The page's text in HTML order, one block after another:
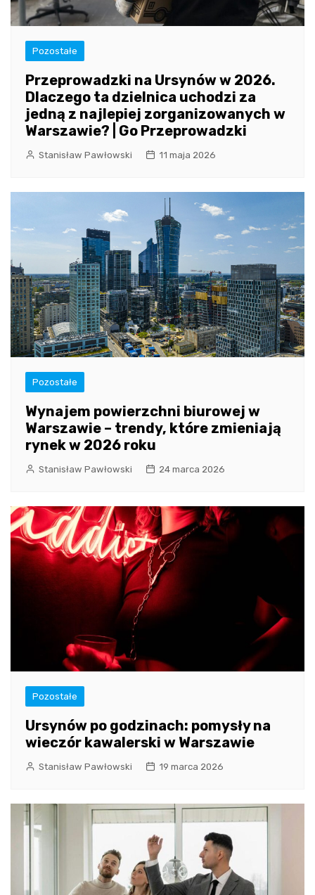
Pozostałe
Przeprowadzki na Ursynów w 2026.
Dlaczego ta dzielnica uchodzi za
jedną z najlepiej zorganizowanych w
Warszawie? | Go Przeprowadzki
Stanisław Pawłowski 11 maja 2026
Pozostałe
Wynajem powierzchni biurowej w
Warszawie – trendy, które zmieniają
rynek w 2026 roku
Stanisław Pawłowski 24 marca 2026
Pozostałe
Ursynów po godzinach: pomysły na
wieczór kawalerski w Warszawie
Stanisław Pawłowski 19 marca 2026